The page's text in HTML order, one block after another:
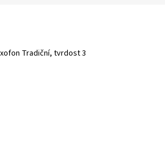
Tradiční, tvrdost 3